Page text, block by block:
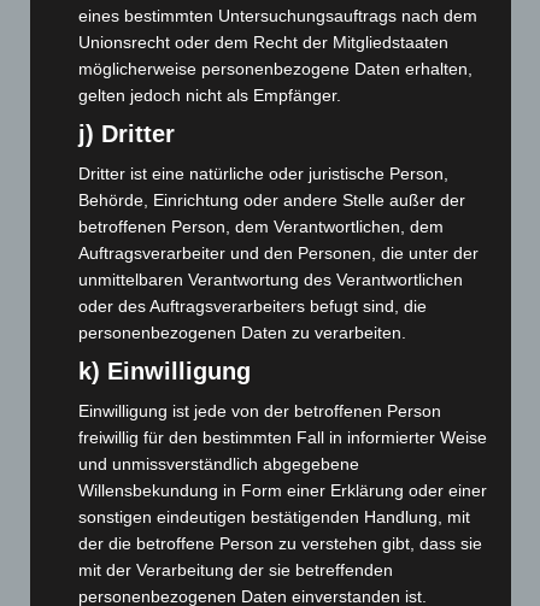
Februar 2024(103)
Januar 2024(111)
Dezember 2023(130)
November 2023(130)
September 2023(133)
August 2023(134)
(118)
Juni 2023 (142)
Mai 2023(139)
April 2023(155)
März 2023(174)
Februar 2023(154)
Januar 2023(140)
Dezember 2022(130)
November 2022
(167)
Oktober 2022(166)
eines bestimmten Untersuchungsauftrags nach dem
Unionsrecht oder dem Recht der Mitgliedstaaten
möglicherweise personenbezogene Daten erhalten,
gelten jedoch nicht als Empfänger.
j) Dritter
Dritter ist eine natürliche oder juristische Person,
Behörde, Einrichtung oder andere Stelle außer der
betroffenen Person, dem Verantwortlichen, dem
Auftragsverarbeiter und den Personen, die unter der
unmittelbaren Verantwortung des Verantwortlichen
oder des Auftragsverarbeiters befugt sind, die
personenbezogenen Daten zu verarbeiten.
k) Einwilligung
Einwilligung ist jede von der betroffenen Person
freiwillig für den bestimmten Fall in informierter Weise
und unmissverständlich abgegebene
Willensbekundung in Form einer Erklärung oder einer
sonstigen eindeutigen bestätigenden Handlung, mit
der die betroffene Person zu verstehen gibt, dass sie
mit der Verarbeitung der sie betreffenden
personenbezogenen Daten einverstanden ist.